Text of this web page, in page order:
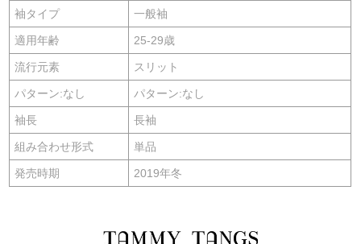
袖タイプ 一般袖
適用年齢 25-29歳
流行元素 スリット
パターン:なし パターン:なし
袖長 長袖
組み合わせ形式 単品
発売時期 2019年冬